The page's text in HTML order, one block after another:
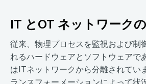
IT とOT ネットワーク
従来、物理プロセスを監視および制
れるハードウェアとソフトウェアで
はITネットワークから分離されてい
ランスフォーメーションによって状